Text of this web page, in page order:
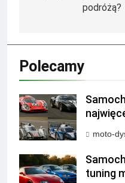
podróżą?
Polecamy
moto-
tuning